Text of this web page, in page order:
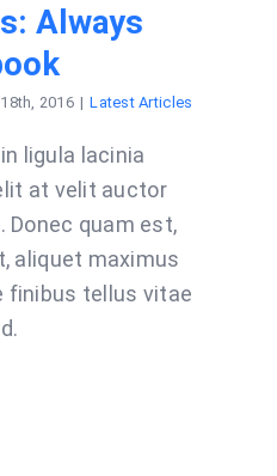
Always
2016 | Latest Articles
ligula lacinia
at velit auctor
quam est,
aliquet maximus
finibus tellus vitae